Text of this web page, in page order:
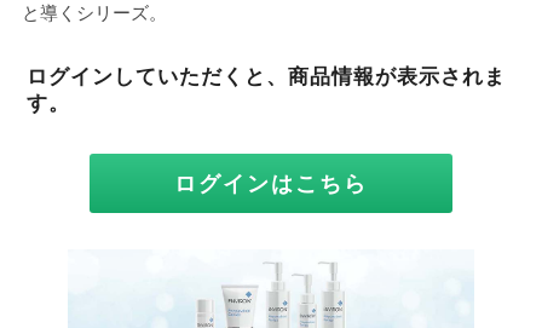
と導くシリーズ。
ログインしていただくと、商品情報が表示されま
す。
ログインはこちら